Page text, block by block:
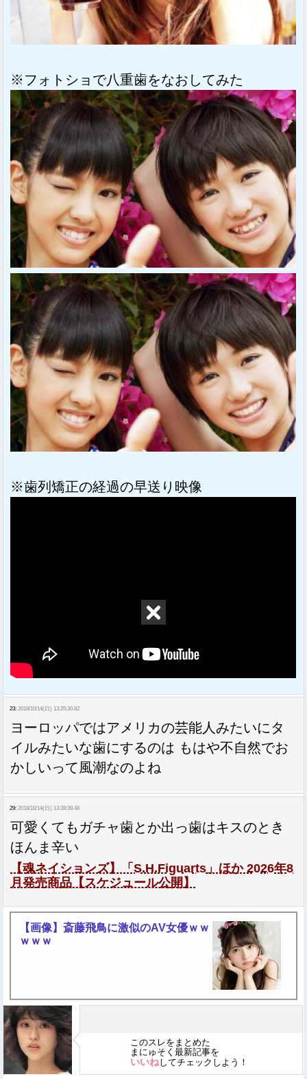
※フォトショで八重歯をなおしてみた
※歯列矯正の経過の早送り映像
23: 2018/10/14(日) 13:25:30.82
ヨーロッパではアメリカの芸能人みたいにタ
イルみたいな歯にするのは もはや不自然でお
かしいって風潮なのよね
29: 2018/10/14(日) 13:28:39.48
可愛くてもガチャ歯とか出っ歯はキスのとき
ほんま辛い
【魂ネイションズ】「S.H.Figuarts」ほか 2026年8
月発売商品【スケジュール公開】
【画像】斎藤飛鳥に激似のAV女優ｗｗ
ｗｗｗ
このスレをまとめた
まにゅそく最新記事を
いいねしてチェックしよう！